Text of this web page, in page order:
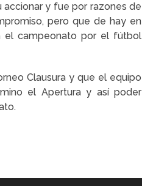
y fue por razones de
pero que de hay en
el campeonato por el fútbol
Clausura y que el equipo
el Apertura y así poder